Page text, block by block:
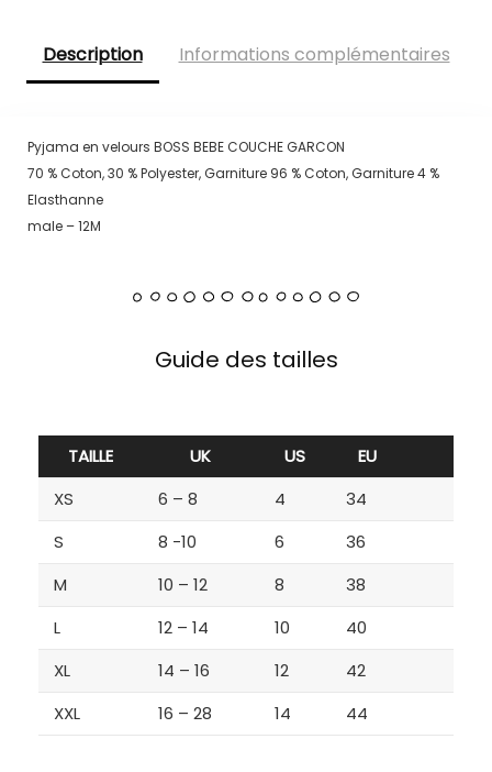
Description Informations complémentaires
Pyjama en velours BOSS BEBE COUCHE GARCON
70 % Coton, 30 % Polyester, Garniture 96 % Coton, Garniture 4 %
Elasthanne
male – 12M
Guide des tailles
TAILLE UK US
EU
XS
6 – 8 4
34
S
8 -10 6
36
M
10 – 12 8
38
L
12 – 14 10
40
XL
14 – 16 12
42
XXL
16 – 28 14 44